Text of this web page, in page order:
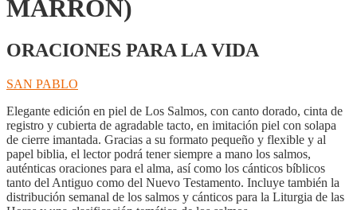
MARRÓN)
ORACIONES PARA LA VIDA
SAN PABLO
Elegante edición en piel de Los Salmos, con canto dorado, cinta de
registro y cubierta de agradable tacto, en imitación piel con solapa
de cierre imantada. Gracias a su formato pequeño y flexible y al
papel biblia, el lector podrá tener siempre a mano los salmos,
auténticas oraciones para el alma, así como los cánticos bíblicos
tanto del Antiguo como del Nuevo Testamento. Incluye también la
distribución semanal de los salmos y cánticos para la Liturgia de las